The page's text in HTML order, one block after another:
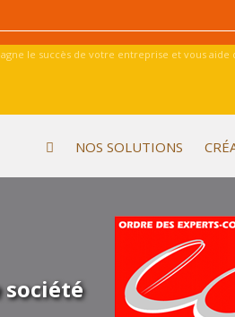
le succès de votre entreprise et vous
NOS SOLUTIONS